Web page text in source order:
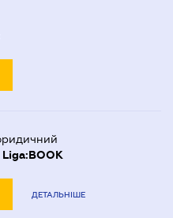
Liga:BOOK
ДЕТАЛЬНІШЕ